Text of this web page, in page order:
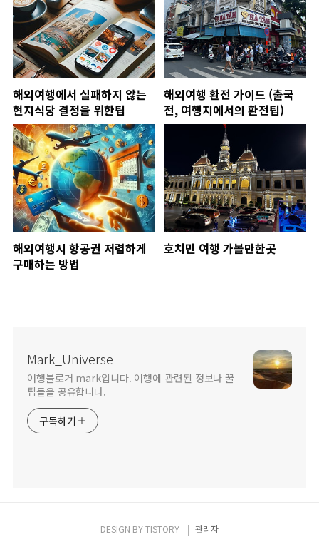
해외여행에서 실패하지 않는
현지식당 결정을 위한팁
해외여행 환전 가이드 (출국
전, 여행지에서의 환전팁)
해외여행시 항공권 저렴하게
구매하는 방법
호치민 여행 가볼만한곳
Mark_Universe
여행블로거 mark입니다. 여행에 관련된 정보나 꿀
팁들을 공유합니다.
구독하기
DESIGN BYTISTORY 관리자